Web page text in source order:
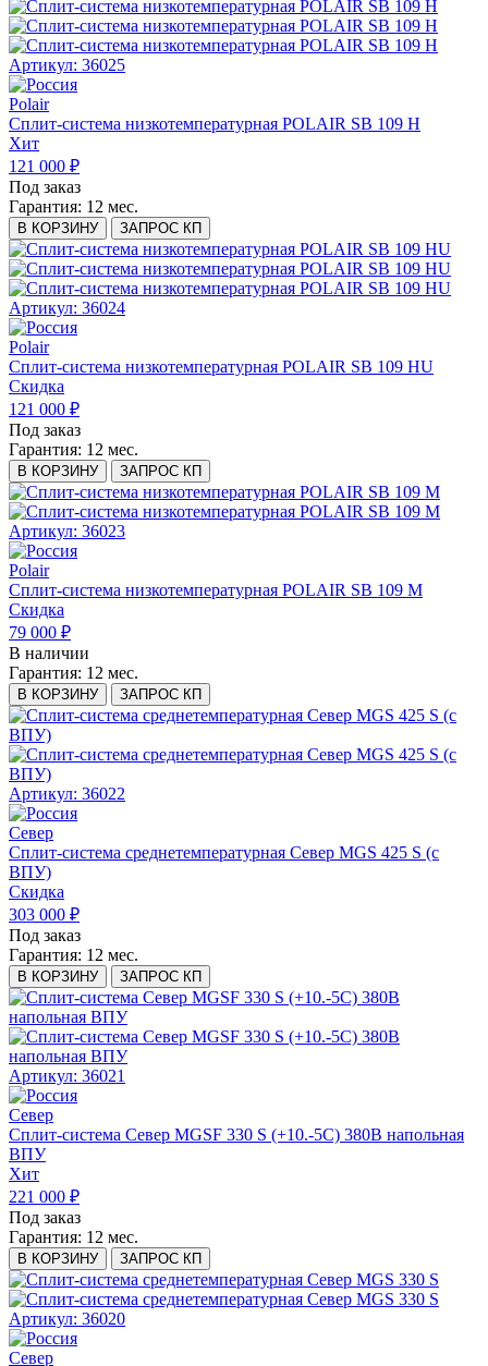
Артикул: 36025
Polair
Сплит-система низкотемпературная POLAIR SB 109 H
Хит
121 000 ₽
Под заказ
Гарантия: 12 мес.
В КОРЗИНУ ЗАПРОС КП
Артикул: 36024
Polair
Сплит-система низкотемпературная POLAIR SB 109 HU
Скидка
121 000 ₽
Под заказ
Гарантия: 12 мес.
В КОРЗИНУ ЗАПРОС КП
Артикул: 36023
Polair
Сплит-система низкотемпературная POLAIR SB 109 M
Скидка
79 000 ₽
В наличии
Гарантия: 12 мес.
В КОРЗИНУ ЗАПРОС КП
Артикул: 36022
Север
Сплит-система среднетемпературная Север MGS 425 S (с
ВПУ)
Скидка
303 000 ₽
Под заказ
Гарантия: 12 мес.
В КОРЗИНУ ЗАПРОС КП
Артикул: 36021
Север
Сплит-система Север MGSF 330 S (+10.-5С) 380В напольная
ВПУ
Хит
221 000 ₽
Под заказ
Гарантия: 12 мес.
В КОРЗИНУ ЗАПРОС КП
Артикул: 36020
Север